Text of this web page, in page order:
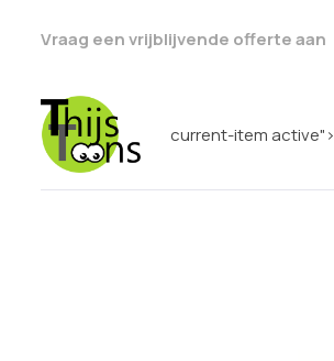
Vraag een vrijblijvende offerte aan
current-item active">